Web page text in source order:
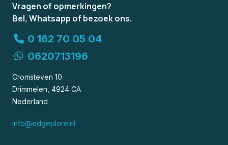
Vragen of opmerkingen?
Bel, Whatsapp of bezoek ons.
0 162 70 05 04
0620713196
Cromsteven 10
Drimmelen, 4924 CA
Nederland
info@edgeplore.nl